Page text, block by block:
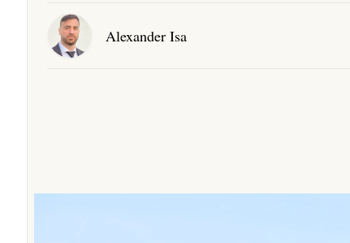
Alexander Isa